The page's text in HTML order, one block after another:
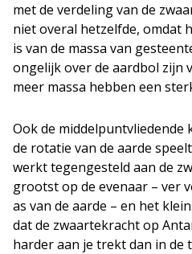
met de verdeling van de
niet overal hetzelfde, omdat
is van de massa van
ongelijk over de aardbol zijn
meer massa hebben een
Ook de
de rotatie van de aarde
werkt tegengesteld aan de
grootst op de evenaar – ver
as van de aarde – en het
dat de zwaartekracht op
harder aan je trekt dan in de